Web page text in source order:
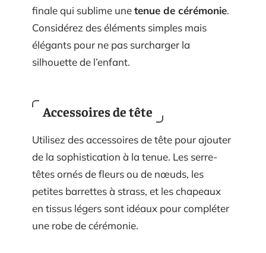
finale qui sublime unetenue de cérémonie.
Considérez des éléments simples mais
élégants pour ne pas surcharger la
silhouette de l’enfant.
Accessoires de tête
Utilisez des accessoires de tête pour ajouter
de la sophistication à la tenue. Les serre-
têtes ornés de fleurs ou de nœuds, les
petites barrettes à strass, et les chapeaux
en tissus légers sont idéaux pour compléter
une robe de cérémonie.